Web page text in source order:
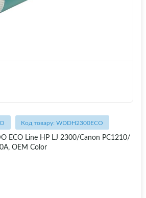
Код товару: WDDH2300ECO
ECO Line HP LJ 2300/Canon PC1210/
OEM Color